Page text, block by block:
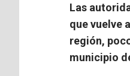
Las
que vuelve
región,
municipio